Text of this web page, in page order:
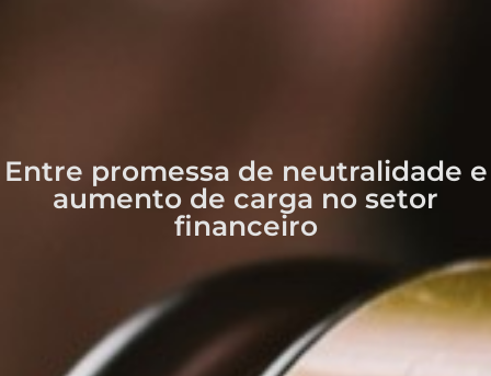
Entre promessa de neutralidade e
aumento de carga no setor
financeiro